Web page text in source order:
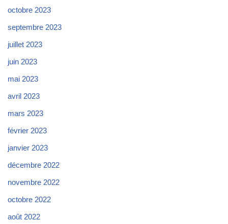
octobre 2023
septembre 2023
juillet 2023
juin 2023
mai 2023
avril 2023
mars 2023
février 2023
janvier 2023
décembre 2022
novembre 2022
octobre 2022
août 2022